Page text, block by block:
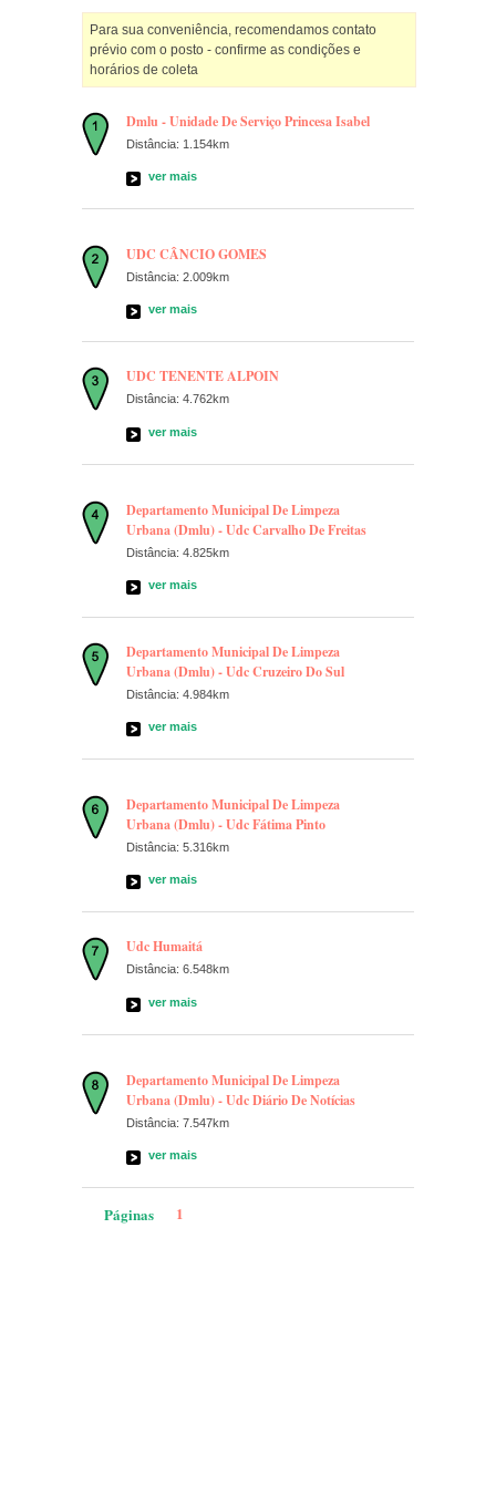
Para sua conveniência, recomendamos contato
prévio com o posto - confirme as condições e
horários de coleta
Dmlu - Unidade De Serviço Princesa Isabel
Distância: 1.154km
ver mais
UDC CÂNCIO GOMES
Distância: 2.009km
ver mais
UDC TENENTE ALPOIN
Distância: 4.762km
ver mais
Departamento Municipal De Limpeza
Urbana (Dmlu) - Udc Carvalho De Freitas
Distância: 4.825km
ver mais
Departamento Municipal De Limpeza
Urbana (Dmlu) - Udc Cruzeiro Do Sul
Distância: 4.984km
ver mais
Departamento Municipal De Limpeza
Urbana (Dmlu) - Udc Fátima Pinto
Distância: 5.316km
ver mais
Udc Humaitá
Distância: 6.548km
ver mais
Departamento Municipal De Limpeza
Urbana (Dmlu) - Udc Diário De Notícias
Distância: 7.547km
ver mais
Páginas 1